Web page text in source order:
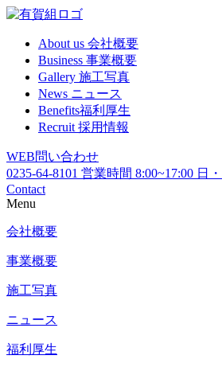
About us 会社概要
Business 事業概要
Gallery 施工写真
News ニュース
Benefits福利厚生
Recruit 採用情報
WEB問い合わせ
0235-64-8101 営業時間 8:00~17:00 日
Contact
Menu
会社概要
事業概要
施工写真
ニュース
福利厚生